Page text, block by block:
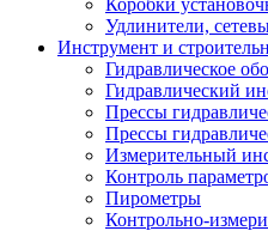
Коробки
Удлинители,
Инструмент и
Гидравлическое
Гидравлический
Прессы
Прессы
Измерительный
Контроль
Пирометры
Контрольно-